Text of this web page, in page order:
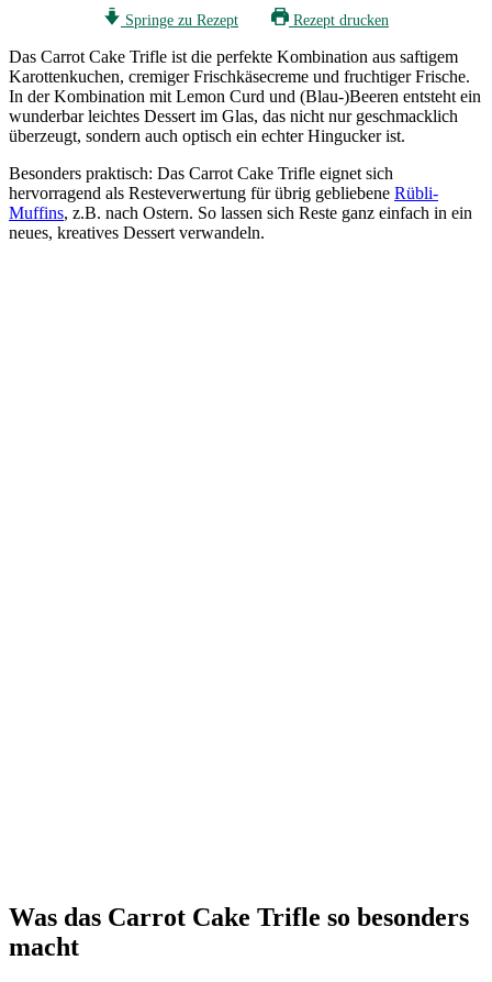
Springe zu Rezept Rezept drucken
Das Carrot Cake Trifle ist die perfekte Kombination aus saftigem
Karottenkuchen, cremiger Frischkäsecreme und fruchtiger Frische.
In der Kombination mit Lemon Curd und (Blau-)Beeren entsteht ein
wunderbar leichtes Dessert im Glas, das nicht nur geschmacklich
überzeugt, sondern auch optisch ein echter Hingucker ist.
Besonders praktisch: Das Carrot Cake Trifle eignet sich
hervorragend als Resteverwertung für übrig gebliebene Rübli-
Muffins, z.B. nach Ostern. So lassen sich Reste ganz einfach in ein
neues, kreatives Dessert verwandeln.
Was das Carrot Cake Trifle so besonders
macht